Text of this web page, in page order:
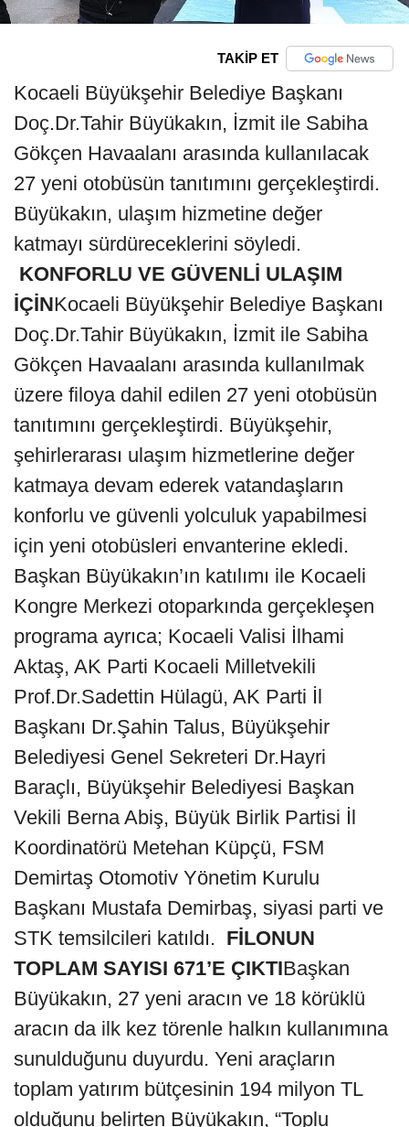
TAKİP ET
Kocaeli Büyükşehir Belediye Başkanı
Doç.Dr.Tahir Büyükakın, İzmit ile Sabiha
Gökçen Havaalanı arasında kullanılacak
27 yeni otobüsün tanıtımını gerçekleştirdi.
Büyükakın, ulaşım hizmetine değer
katmayı sürdüreceklerini söyledi.
KONFORLU VE GÜVENLİ ULAŞIM
İÇİNKocaeli Büyükşehir Belediye Başkanı
Doç.Dr.Tahir Büyükakın, İzmit ile Sabiha
Gökçen Havaalanı arasında kullanılmak
üzere filoya dahil edilen 27 yeni otobüsün
tanıtımını gerçekleştirdi. Büyükşehir,
şehirlerarası ulaşım hizmetlerine değer
katmaya devam ederek vatandaşların
konforlu ve güvenli yolculuk yapabilmesi
için yeni otobüsleri envanterine ekledi.
Başkan Büyükakın’ın katılımı ile Kocaeli
Kongre Merkezi otoparkında gerçekleşen
programa ayrıca; Kocaeli Valisi İlhami
Aktaş, AK Parti Kocaeli Milletvekili
Prof.Dr.Sadettin Hülagü, AK Parti İl
Başkanı Dr.Şahin Talus, Büyükşehir
Belediyesi Genel Sekreteri Dr.Hayri
Baraçlı, Büyükşehir Belediyesi Başkan
Vekili Berna Abiş, Büyük Birlik Partisi İl
Koordinatörü Metehan Küpçü, FSM
Demirtaş Otomotiv Yönetim Kurulu
Başkanı Mustafa Demirbaş, siyasi parti ve
STK temsilcileri katıldı. FİLONUN
TOPLAM SAYISI 671’E ÇIKTIBaşkan
Büyükakın, 27 yeni aracın ve 18 körüklü
aracın da ilk kez törenle halkın kullanımına
sunulduğunu duyurdu. Yeni araçların
toplam yatırım bütçesinin 194 milyon TL
olduğunu belirten Büyükakın, “Toplu